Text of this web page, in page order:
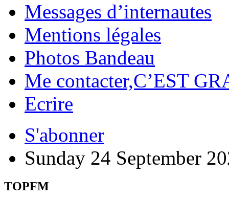
Messages d’internautes
Mentions légales
Photos Bandeau
Me contacter,C’EST
Ecrire
S'abonner
Sunday 24 September
TOPFM